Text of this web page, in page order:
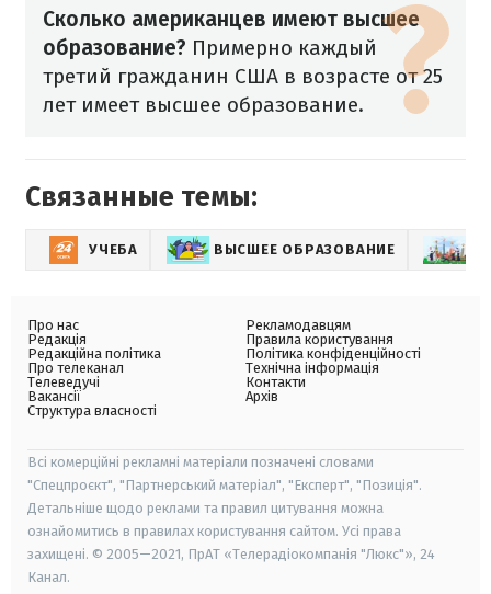
Сколько американцев имеют высшее
образование? Примерно каждый
третий гражданин США в возрасте от 25
лет имеет высшее образование.
Связанные темы:
УЧЕБА ВЫСШЕЕ ОБРАЗОВАНИЕ
Про нас
Редакція
Редакційна політика
Про телеканал
Телеведучі
Вакансії
Структура власності
Рекламодавцям
Правила користування
Політика конфіденційності
Технічна інформація
Контакти
Архів
Всі комерційні рекламні матеріали позначені словами
"Спецпроєкт", "Партнерський матеріал", "Експерт", "Позиція".
Детальніше щодо реклами та правил цитування можна
ознайомитись в правилах користування сайтом. Усі права
захищені. © 2005—2021, ПрАТ «Телерадіокомпанія "Люкс"», 24
Канал.